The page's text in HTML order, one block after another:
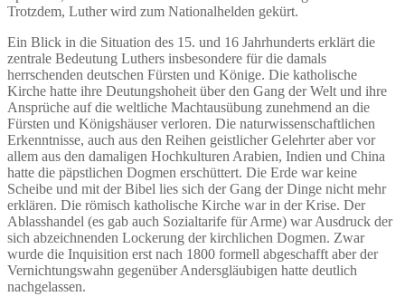
Trotzdem, Luther wird zum Nationalhelden gekürt.
Ein Blick in die Situation des 15. und 16 Jahrhunderts erklärt die
zentrale Bedeutung Luthers insbesondere für die damals
herrschenden deutschen Fürsten und Könige. Die katholische
Kirche hatte ihre Deutungshoheit über den Gang der Welt und ihre
Ansprüche auf die weltliche Machtausübung zunehmend an die
Fürsten und Königshäuser verloren. Die naturwissenschaftlichen
Erkenntnisse, auch aus den Reihen geistlicher Gelehrter aber vor
allem aus den damaligen Hochkulturen Arabien, Indien und China
hatte die päpstlichen Dogmen erschüttert. Die Erde war keine
Scheibe und mit der Bibel lies sich der Gang der Dinge nicht mehr
erklären. Die römisch katholische Kirche war in der Krise. Der
Ablasshandel (es gab auch Sozialtarife für Arme) war Ausdruck der
sich abzeichnenden Lockerung der kirchlichen Dogmen. Zwar
wurde die Inquisition erst nach 1800 formell abgeschafft aber der
Vernichtungswahn gegenüber Andersgläubigen hatte deutlich
nachgelassen.